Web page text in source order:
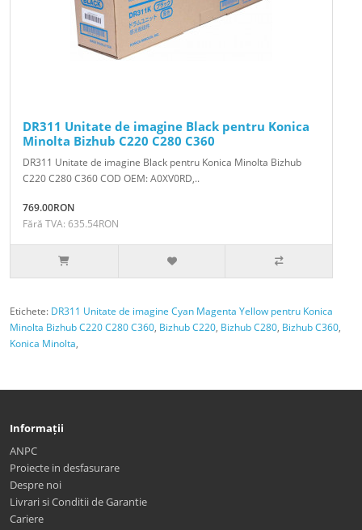
DR311 Unitate de imagine Black pentru Konica
Minolta Bizhub C220 C280 C360
DR311 Unitate de imagine Black pentru Konica Minolta Bizhub
C220 C280 C360 COD OEM: A0XV0RD,..
769.00RON
Fără TVA: 635.54RON
Etichete: DR311 Unitate de imagine Cyan Magenta Yellow pentru Konica
Minolta Bizhub C220 C280 C360, Bizhub C220, Bizhub C280, Bizhub C360,
Konica Minolta,
Informații
ANPC
Proiecte in desfasurare
Despre noi
Livrari si Conditii de Garantie
Cariere